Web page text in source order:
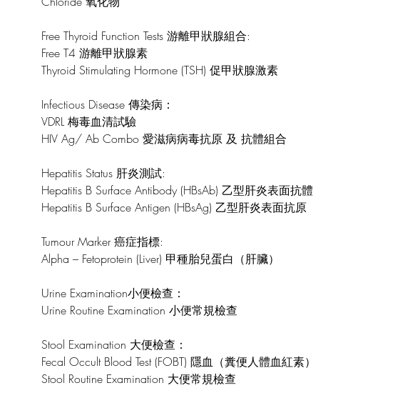
Free Thyroid Function Tests 游離甲狀腺組合:
Free T4 游離甲狀腺素
Thyroid Stimulating Hormone (TSH) 促甲狀腺激素
Infectious Disease 傳染病：
VDRL 梅毒血清試驗
HIV Ag/ Ab Combo 愛滋病病毒抗原 及 抗體組合
Hepatitis Status 肝炎測試:
Hepatitis B Surface Antibody (HBsAb) 乙型肝炎表面抗體
Hepatitis B Surface Antigen (HBsAg) 乙型肝炎表面抗原
Tumour Marker 癌症指標:
Alpha – Fetoprotein (Liver) 甲種胎兒蛋白（肝臟）
Urine Examination小便檢查：
Urine Routine Examination 小便常規檢查
Stool Examination 大便檢查：
Fecal Occult Blood Test (FOBT) 隱血（糞便人體血紅素）
Stool Routine Examination 大便常規檢查